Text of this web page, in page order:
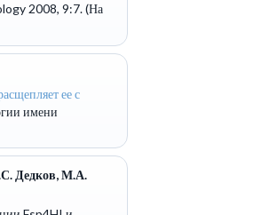
2008, 9:7. (На
ее с
имени
Дедков, М.А.